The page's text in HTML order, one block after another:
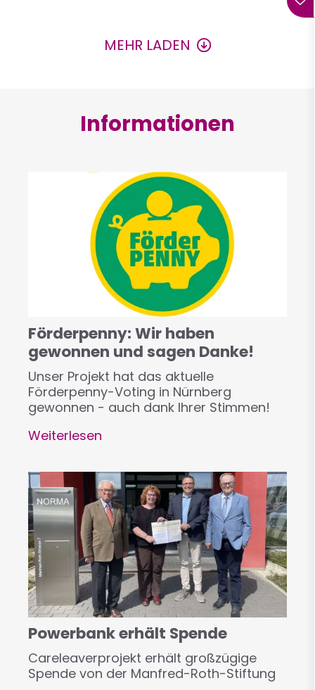
Seitennummerierung
MEHR LADEN
Informationen
Förderpenny: Wir haben
gewonnen und sagen Danke!
Unser Projekt hat das aktuelle
Förderpenny-Voting in Nürnberg
gewonnen - auch dank Ihrer Stimmen!
Weiterlesen
haben
gewonnen
und
sagen
Danke!
Powerbank erhält Spende
Careleaverprojekt erhält großzügige
Spende von der Manfred-Roth-Stiftung